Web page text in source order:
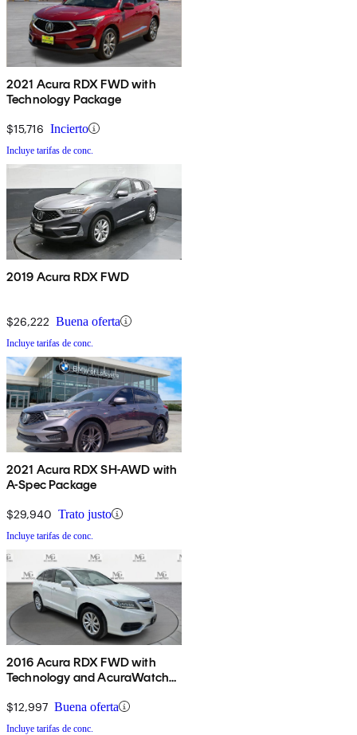
2021 Acura RDX FWD with
Technology Package
$15,716 Incierto
Incluye tarifas de conc.
2019 Acura RDX FWD
$26,222 Buena oferta
Incluye tarifas de conc.
2021 Acura RDX SH-AWD with
A-Spec Package
$29,940 Trato justo
Incluye tarifas de conc.
2016 Acura RDX FWD with
Technology and AcuraWatch
$12,997 Buena oferta
Incluye tarifas de conc.